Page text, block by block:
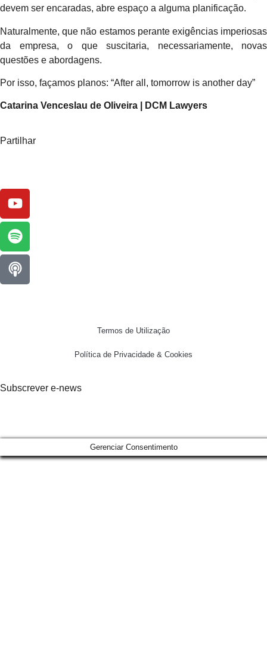
devem ser encaradas, abre espaço a alguma planificação.
Naturalmente, que não estamos perante exigências imperiosas
da empresa, o que suscitaria, necessariamente, novas
questões e abordagens.
Por isso, façamos planos: “After all, tomorrow is another day”
Catarina Venceslau de Oliveira | DCM Lawyers
Partilhar
Termos de Utilização
Política de Privacidade & Cookies
Subscrever e-news
Gerenciar Consentimento